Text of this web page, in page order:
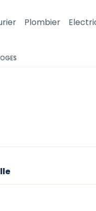
Plombier